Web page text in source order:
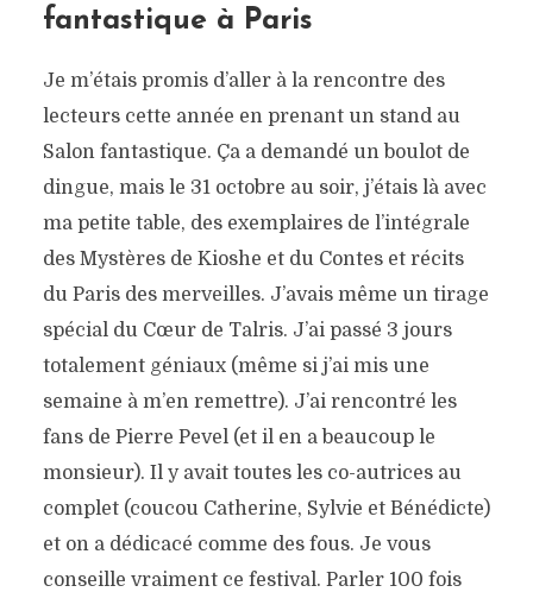
fantastique à Paris
Je m’étais promis d’aller à la rencontre des
lecteurs cette année en prenant un stand au
Salon fantastique. Ça a demandé un boulot de
dingue, mais le 31 octobre au soir, j’étais là avec
ma petite table, des exemplaires de l’intégrale
des Mystères de Kioshe et du Contes et récits
du Paris des merveilles. J’avais même un tirage
spécial du Cœur de Talris. J’ai passé 3 jours
totalement géniaux (même si j’ai mis une
semaine à m’en remettre). J’ai rencontré les
fans de Pierre Pevel (et il en a beaucoup le
monsieur). Il y avait toutes les co-autrices au
complet (coucou Catherine, Sylvie et Bénédicte)
et on a dédicacé comme des fous. Je vous
conseille vraiment ce festival. Parler 100 fois